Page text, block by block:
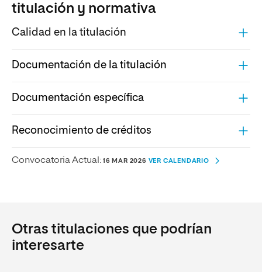
titulación y normativa
Calidad en la titulación
Documentación de la titulación
Documentación específica
Reconocimiento de créditos
Convocatoria Actual: 16 MAR 2026 VER CALENDARIO
Otras titulaciones que podrían
interesarte